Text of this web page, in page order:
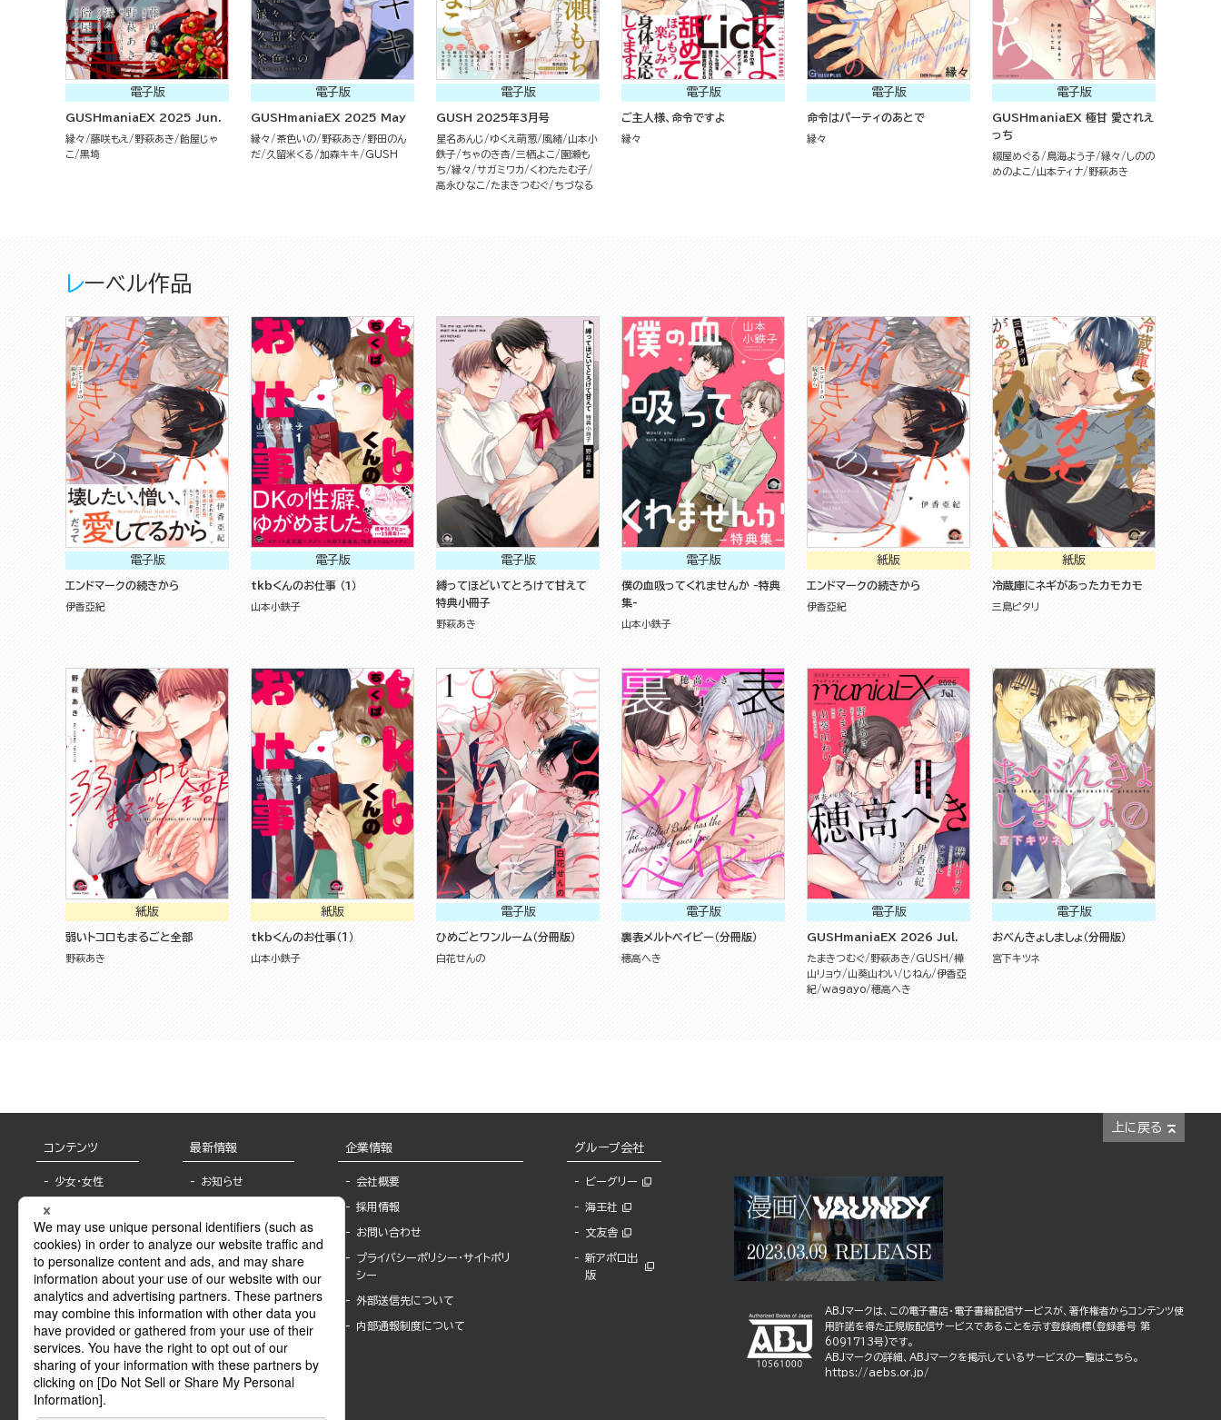
電子版
GUSHmaniaEX 2025 Jun.
縁々 藤咲もえ 野萩あき
飴屋じゃ
こ
黒埼
電子版
GUSHmaniaEX 2025 May
縁々 茶色いの 野萩あき
野田のん
だ
久留米くる 加森キキ GUSH
電子版
GUSH 2025年3月号
星名あんじ ゆくえ萌葱 風緒
山本小
鉄子
ちゃのき杏 三栖よこ
園瀬も
ち
縁々 サガミワカ
くわたたむ子
高永ひなこ
たまきつむぐ ちづなる
電子版
ご主人様、命令ですよ
縁々
電子版
命令はパーティのあとで
縁々
電子版
GUSHmaniaEX 極甘 愛されえ
っち
綴屋めぐる 鳥海よう子 縁々
しのの
めのよこ
山本ティナ 野萩あき
レーベル作品
電子版
エンドマークの続きから
伊香亞紀
電子版
tkbくんのお仕事 （1）
山本小鉄子
電子版
縛ってほどいてとろけて甘えて
特典小冊子
野萩あき
電子版
僕の血吸ってくれませんか -特典
集-
山本小鉄子
紙版
エンドマークの続きから
伊香亞紀
紙版
冷蔵庫にネギがあったカモカモ
三島ピタリ
紙版
弱いトコロもまるごと全部
野萩あき
紙版
tkbくんのお仕事（１）
山本小鉄子
電子版
ひめごとワンルーム（分冊版）
白花せんの
電子版
裏表メルトベイビー（分冊版）
穂高へき
電子版
GUSHmaniaEX 2026 Jul.
たまきつむぐ 野萩あき GUSH
樺
山リョウ
山葵山わい じねん 伊香亞
紀
wagayo 穂高へき
電子版
おべんきょしましょ（分冊版）
宮下キツネ
上に戻る
コンテンツ
少女・女性
BL
ライトノベル
青年・一般
グラビア・写真
モーター誌
SPECIAL
Sublicense
最新情報
お知らせ
報
書店様へ
海外ライセンシー
公式SNSアカウ
ント
作家一覧
Keyword list
Author list
企業情報
会社概要
採用情報
お問い合わせ
プライバシーポリシー・サイトポリ
シー
外部送信先について
内部通報制度について
グループ会社
ビーグリー
海王社
文友舎
新アポロ出
版
ABJマークは、この電子書店・電子書籍配信サービスが、著作権者からコンテンツ使
用許諾を得た正規版配信サービスであることを示す登録商標(登録番号 第
6091713号)です。
ABJマークの詳細、ABJマークを掲示しているサービスの一覧はこちら。
https://aebs.or.jp/